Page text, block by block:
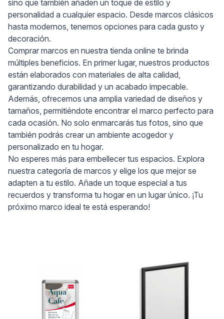
sino que también añaden un toque de estilo y
personalidad a cualquier espacio. Desde marcos clásicos
hasta modernos, tenemos opciones para cada gusto y
decoración.
Comprar marcos en nuestra tienda online te brinda
múltiples beneficios. En primer lugar, nuestros productos
están elaborados con materiales de alta calidad,
garantizando durabilidad y un acabado impecable.
Además, ofrecemos una amplia variedad de diseños y
tamaños, permitiéndote encontrar el marco perfecto para
cada ocasión. No solo enmarcarás tus fotos, sino que
también podrás crear un ambiente acogedor y
personalizado en tu hogar.
No esperes más para embellecer tus espacios. Explora
nuestra categoría de marcos y elige los que mejor se
adapten a tu estilo. Añade un toque especial a tus
recuerdos y transforma tu hogar en un lugar único. ¡Tu
próximo marco ideal te está esperando!